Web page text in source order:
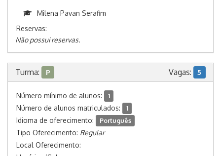
Milena Pavan Serafim
Reservas:
Não possui reservas.
Turma: P Vagas: 5
Número mínimo de alunos: 1
Número de alunos matriculados: 1
Idioma de oferecimento: Português
Tipo Oferecimento: Regular
Local Oferecimento: